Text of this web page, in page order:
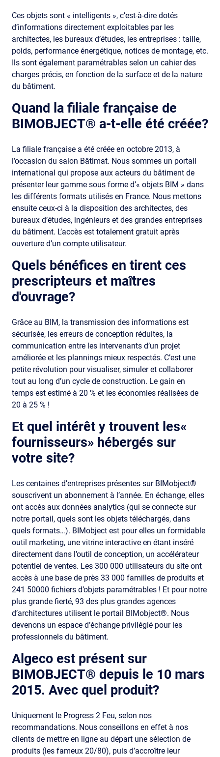
Ces objets sont « intelligents », c’est-à-dire dotés
d’informations directement exploitables par les
architectes, les bureaux d’études, les entreprises : taille,
poids, performance énergétique, notices de montage, etc.
Ils sont également paramétrables selon un cahier des
charges précis, en fonction de la surface et de la nature
du bâtiment.
Quand la filiale française de
BIMOBJECT® a-t-elle été créée?
La filiale française a été créée en octobre 2013, à
l’occasion du salon Bâtimat. Nous sommes un portail
international qui propose aux acteurs du bâtiment de
présenter leur gamme sous forme d’« objets BIM » dans
les différents formats utilisés en France. Nous mettons
ensuite ceux-ci à la disposition des architectes, des
bureaux d’études, ingénieurs et des grandes entreprises
du bâtiment. L’accès est totalement gratuit après
ouverture d’un compte utilisateur.
Quels bénéfices en tirent ces
prescripteurs et maîtres
d'ouvrage?
Grâce au BIM, la transmission des informations est
sécurisée, les erreurs de conception réduites, la
communication entre les intervenants d’un projet
améliorée et les plannings mieux respectés. C’est une
petite révolution pour visualiser, simuler et collaborer
tout au long d’un cycle de construction. Le gain en
temps est estimé à 20 % et les économies réalisées de
20 à 25 % !
Et quel intérêt y trouvent les«
fournisseurs» hébergés sur
votre site?
Les centaines d’entreprises présentes sur BIMobject®
souscrivent un abonnement à l’année. En échange, elles
ont accès aux données analytics (qui se connecte sur
notre portail, quels sont les objets téléchargés, dans
quels formats…). BIMobject est pour elles un formidable
outil marketing, une vitrine interactive en étant inséré
directement dans l’outil de conception, un accélérateur
potentiel de ventes. Les 300 000 utilisateurs du site ont
accès à une base de près 33 000 familles de produits et
241 50000 fichiers d’objets paramétrables ! Et pour notre
plus grande fierté, 93 des plus grandes agences
d’architectures utilisent le portail BIMobject®. Nous
devenons un espace d’échange privilégié pour les
professionnels du bâtiment.
Algeco est présent sur
BIMOBJECT® depuis le 10 mars
2015. Avec quel produit?
Uniquement le Progress 2 Feu, selon nos
recommandations. Nous conseillons en effet à nos
clients de mettre en ligne au départ une sélection de
produits (les fameux 20/80), puis d’accroître leur